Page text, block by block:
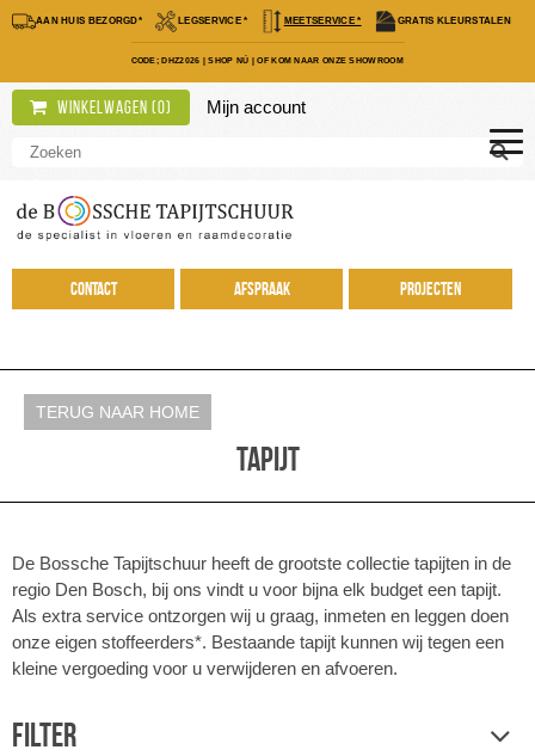
AAN HUIS BEZORGD* LEGSERVICE * MEETSERVICE * GRATIS KLEURSTALEN
CODE; DHZ2026 |SHOP NÚ |OF KOM NAAR ONZE SHOWROOM
Winkelwagen (0) Mijn account
Contact Afspraak Projecten
TERUG NAAR HOME
Tapijt
De Bossche Tapijtschuur heeft de grootste collectie tapijten in de
regio Den Bosch, bij ons vindt u voor bijna elk budget een tapijt.
Als extra service ontzorgen wij u graag, inmeten en leggen doen
onze eigen stoffeerders*. Bestaande tapijt kunnen wij tegen een
kleine vergoeding voor u verwijderen en afvoeren.
Filter